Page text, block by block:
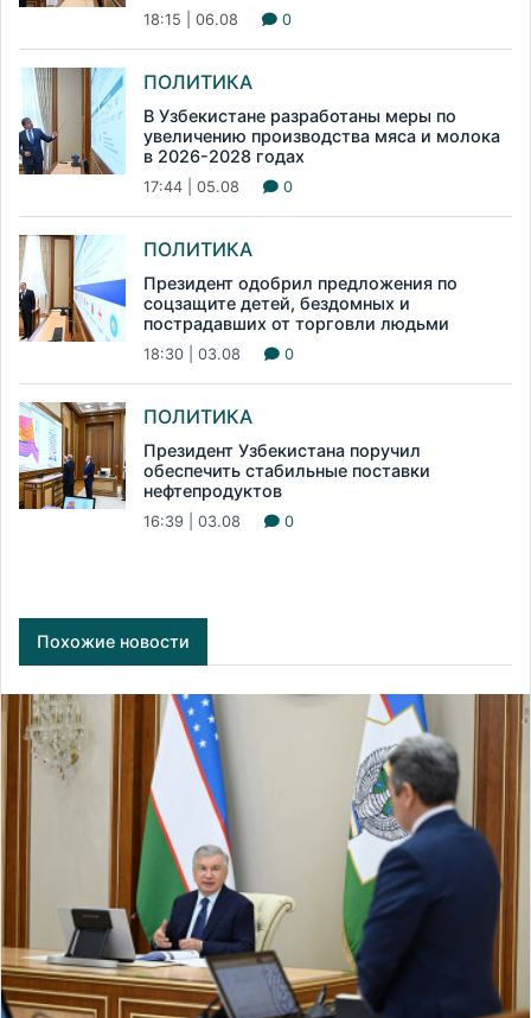
18:15 | 06.08 0
ПОЛИТИКА
В Узбекистане разработаны меры по
увеличению производства мяса и молока
в 2026-2028 годах
17:44 | 05.08 0
ПОЛИТИКА
Президент одобрил предложения по
соцзащите детей, бездомных и
пострадавших от торговли людьми
18:30 | 03.08 0
ПОЛИТИКА
Президент Узбекистана поручил
обеспечить стабильные поставки
нефтепродуктов
16:39 | 03.08 0
Похожие новости